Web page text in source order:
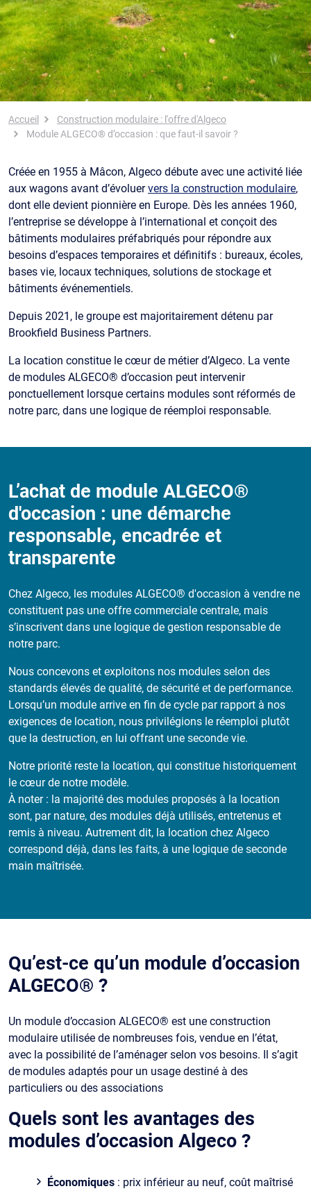
Fil d'Ariane
Accueil
Construction modulaire : l'offre d'Algeco
Module ALGECO® d’occasion : que faut-il savoir ?
Créée en 1955 à Mâcon, Algeco débute avec une activité liée
aux wagons avant d’évoluervers la construction modulaire,
dont elle devient pionnière en Europe. Dès les années 1960,
l’entreprise se développe à l’international et conçoit des
bâtiments modulaires préfabriqués pour répondre aux
besoins d’espaces temporaires et définitifs : bureaux, écoles,
bases vie, locaux techniques, solutions de stockage et
bâtiments événementiels.
Depuis 2021, le groupe est majoritairement détenu par
Brookfield Business Partners.
La location constitue le cœur de métier d’Algeco. La vente
de modules ALGECO® d’occasion peut intervenir
ponctuellement lorsque certains modules sont réformés de
notre parc, dans une logique de réemploi responsable.
L’achat de module ALGECO®
d'occasion : une démarche
responsable, encadrée et
transparente
Chez Algeco, les modules ALGECO® d'occasion à vendre ne
constituent pas une offre commerciale centrale, mais
s’inscrivent dans une logique de gestion responsable de
notre parc.
Nous concevons et exploitons nos modules selon des
standards élevés de qualité, de sécurité et de performance.
Lorsqu’un module arrive en fin de cycle par rapport à nos
exigences de location, nous privilégions le réemploi plutôt
que la destruction, en lui offrant une seconde vie.
Notre priorité reste la location, qui constitue historiquement
le cœur de notre modèle.
À noter : la majorité des modules proposés à la location
sont, par nature, des modules déjà utilisés, entretenus et
remis à niveau. Autrement dit, la location chez Algeco
correspond déjà, dans les faits, à une logique de seconde
main maîtrisée.
Qu’est-ce qu’un module d’occasion
ALGECO® ?
Un module d’occasion ALGECO® est une construction
modulaire utilisée de nombreuses fois, vendue en l’état,
avec la possibilité de l’aménager selon vos besoins. Il s’agit
de modules adaptés pour un usage destiné à des
particuliers ou des associations
Quels sont les avantages des
modules d’occasion Algeco ?
Économiques : prix inférieur au neuf, coût maîtrisé